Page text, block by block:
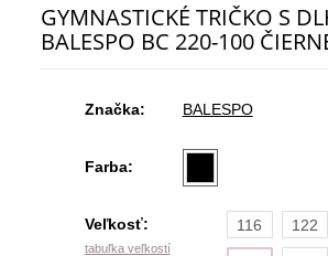
GYMNASTICKÉ TRIČKO S
BALESPO BС 220-100
Značka: BALESPO
Farba:
Veľkosť:
tabuľka veľkostí
116 122